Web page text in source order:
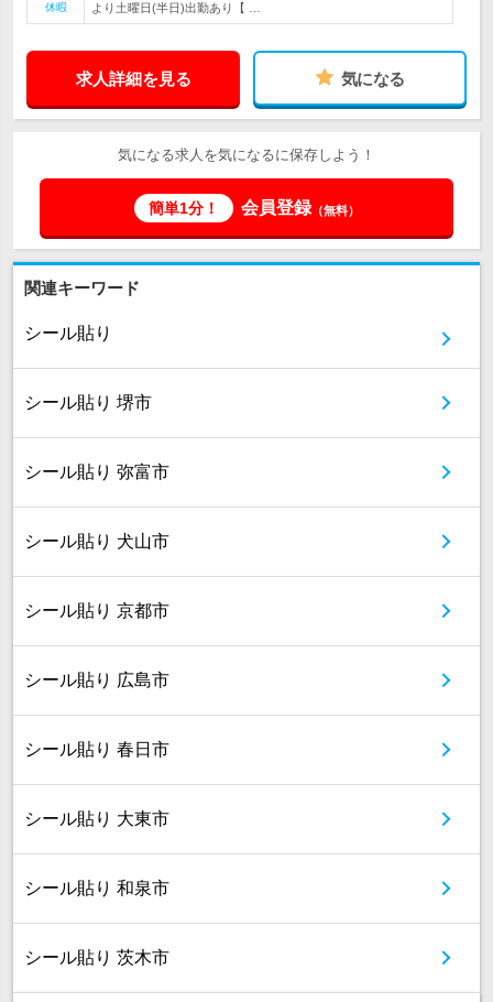
休暇
より土曜日(半日)出勤あり【 …
求人詳細を見る 気になる
気になる求人を気になるに保存しよう！
簡単1分！ 会員登録（無料）
関連キーワード
シール貼り
シール貼り 堺市
シール貼り 弥富市
シール貼り 犬山市
シール貼り 京都市
シール貼り 広島市
シール貼り 春日市
シール貼り 大東市
シール貼り 和泉市
シール貼り 茨木市